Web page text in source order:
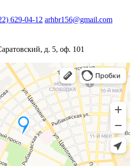
629-04-12 arhbr156@gmail.com
д. 5, оф. 101